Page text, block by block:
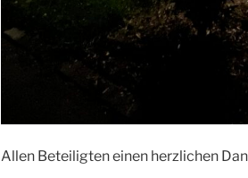
Allen Beteiligten einen herzlichen